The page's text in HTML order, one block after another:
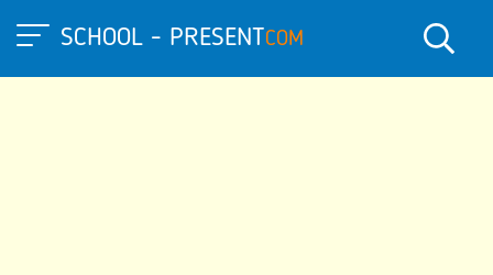
SCHOOL - PRESENTCOM